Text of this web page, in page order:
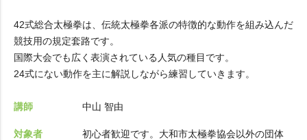
42式総合太極拳は、伝統太極拳各派の特徴的な動作を組み込んだ
競技用の規定套路です。
国際大会でも広く表演されている人気の種目です。
24式にない動作を主に解説しながら練習していきます。
講師 中山 智由
対象者
初心者歓迎です。大和市太極拳協会以外の団体